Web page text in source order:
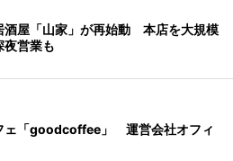
酒屋「山家」が再始動 本店を大規模
夜営業も
ェ「goodcoffee」 運営会社オフィ